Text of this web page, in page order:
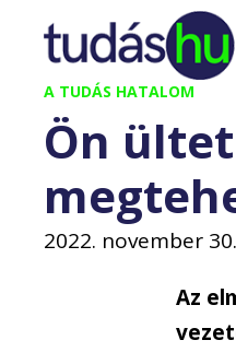
Kilépés
tartalomba
A TUDÁS HATALOM
Ön
2022. november 30.
Az